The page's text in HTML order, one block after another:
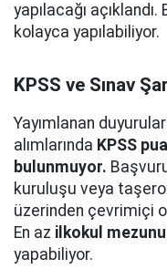
yapılacağı
kolayca yapılabiliyor.
KPSS ve Sınav
Yayımlanan
alımlarında KPSS
bulunmuyor.
kuruluşu veya
üzerinden çevrimiçi
En az ilkokul mezunu
yapabiliyor.